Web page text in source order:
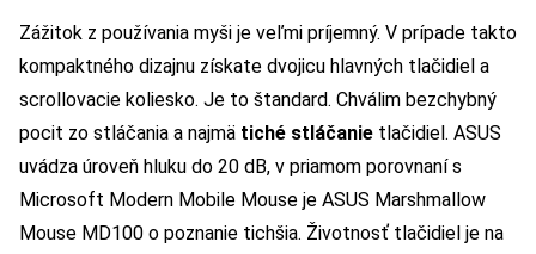
Zážitok z používania myši je veľmi príjemný. V prípade takto
kompaktného dizajnu získate dvojicu hlavných tlačidiel a
scrollovacie koliesko. Je to štandard. Chválim bezchybný
pocit zo stláčania a najmä tiché stláčanie tlačidiel. ASUS
uvádza úroveň hluku do 20 dB, v priamom porovnaní s
Microsoft Modern Mobile Mouse je ASUS Marshmallow
Mouse MD100 o poznanie tichšia. Životnosť tlačidiel je na